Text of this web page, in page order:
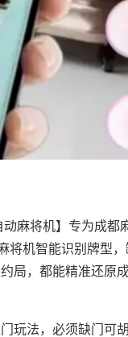
动麻将机】专为成
将机智能识别牌型
局，都能精准还原
玩法，必须缺门可